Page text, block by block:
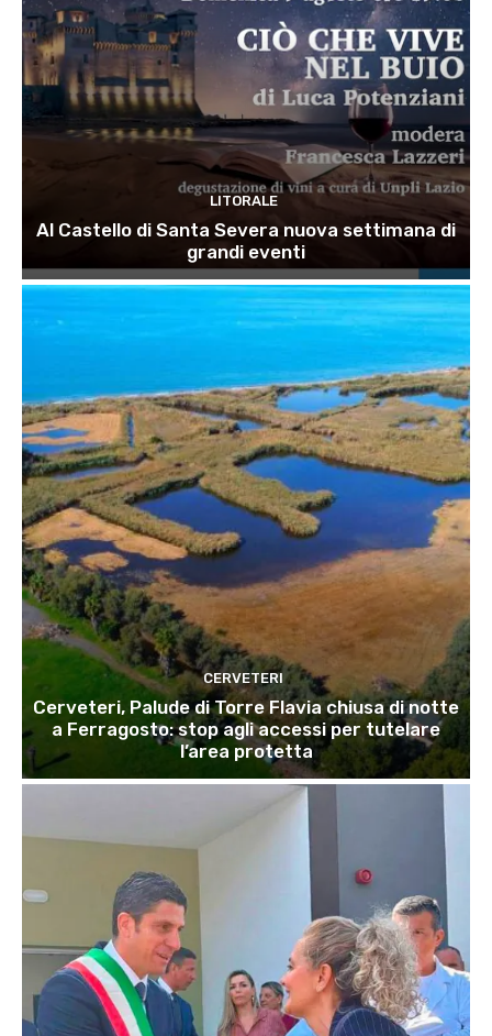
LITORALE
Al Castello di Santa Severa nuova settimana di
grandi eventi
CERVETERI
Cerveteri, Palude di Torre Flavia chiusa di notte
a Ferragosto: stop agli accessi per tutelare
l’area protetta